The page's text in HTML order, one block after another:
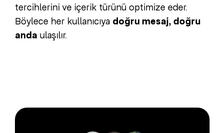
tercihlerini ve içerik türünü optimize eder.
Böylece her kullanıcıya doğru mesaj, doğru
anda ulaşılır.